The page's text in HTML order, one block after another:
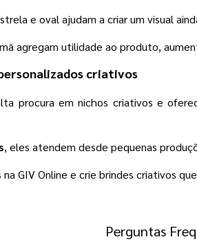
e oval ajudam a criar um visual
agregam utilidade ao produto,
criativos
procura em nichos criativos e
, eles atendem desde pequenas
GIV Online e crie brindes criativos
Perguntas